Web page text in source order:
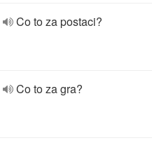
Co to za postaci?
Co to za gra?